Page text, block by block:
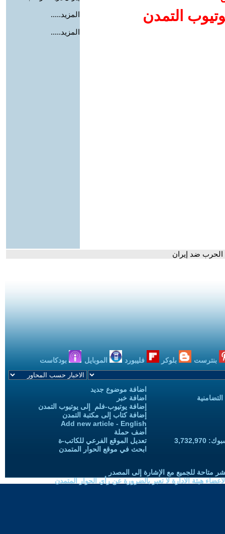
التمدن
المزيد.....
المزيد.....
ضد إيران
بنترست بلوكر فليبورد الموبايل بودكاست
اضافة موضوع جديد
اضافة خبر
إضافة يوتيوب-فلم إلى يوتيوب التمدن
إضافة كتاب إلى مكتبة التمدن
Add new article - English
أضف حملة
تعديل الموقع الفرعي للكاتب-ة
ابحث في موقع الحوار المتمدن
متاحة للجميع مع الإشارة إلى المصدر
هيئة الادارة لا تعبر بالضرورة عن رأي الحوار المتمدن